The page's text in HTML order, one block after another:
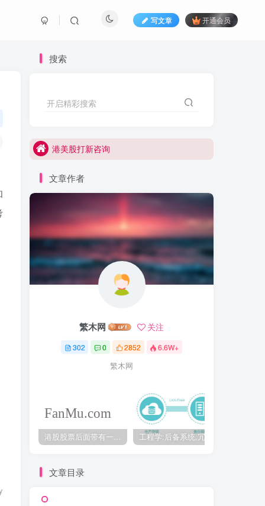
写文章 开通会员
搜索
开启精彩搜索
港美股打新咨询
港美股打新咨询
文章作者
繁木网 关注
302 0 2852 6.6W+
繁木网
港股股票后面带有一个B是什么意思？股票名字带-W,-R,-S呢
文章目录